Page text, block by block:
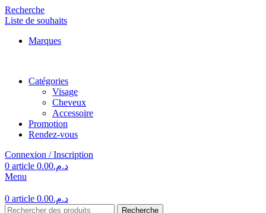
Recherche
Liste de souhaits
Marques
Catégories
Visage
Cheveux
Accessoire
Promotion
Rendez-vous
Connexion / Inscription
0 article د.م.0.00
Menu
0 article د.م.0.00
Recherche